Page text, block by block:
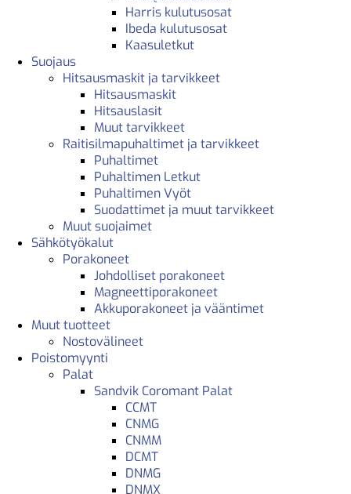
Harris kulutusosat
Ibeda kulutusosat
Kaasuletkut
Suojaus
Hitsausmaskit ja tarvikkeet
Hitsausmaskit
Hitsauslasit
Muut tarvikkeet
Raitisilmapuhaltimet ja tarvikkeet
Puhaltimet
Puhaltimen Letkut
Puhaltimen Vyöt
Suodattimet ja muut tarvikkeet
Muut suojaimet
Sähkötyökalut
Porakoneet
Johdolliset porakoneet
Magneettiporakoneet
Akkuporakoneet ja vääntimet
Muut tuotteet
Nostovälineet
Poistomyynti
Palat
Sandvik Coromant Palat
CCMT
CNMG
CNMM
DCMT
DNMG
DNMX